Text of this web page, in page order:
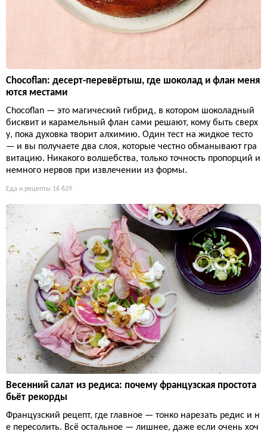
Chocoflan: десерт-перевёртыш, где шоколад и флан меня
ются местами
Chocoflan — это магический гибрид, в котором шоколадный
бисквит и карамельный флан сами решают, кому быть сверх
у, пока духовка творит алхимию. Один тест на жидкое тесто
— и вы получаете два слоя, которые честно обманывают гра
витацию. Никакого волшебства, только точность пропорций и
немного нервов при извлечении из формы.
Еда и рецепты 16 629
Весенний салат из редиса: почему французская простота
бьёт рекорды
Французский рецепт, где главное — тонко нарезать редис и н
е пересолить. Всё остальное — лишнее, даже если очень хоч